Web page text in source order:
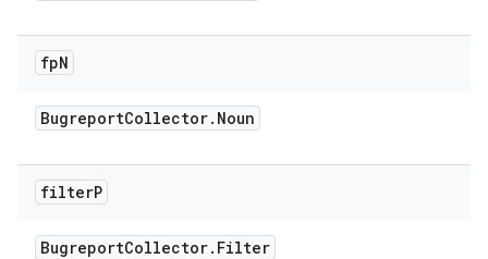
fpN
BugreportCollector. Noun
filterP
BugreportCollector. Filter